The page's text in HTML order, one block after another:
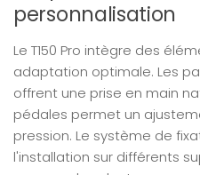
personnalisation
Le T150 Pro intègre des
adaptation optimale. Les
offrent une prise en main
pédales permet un
pression. Le système de
l'installation sur différents